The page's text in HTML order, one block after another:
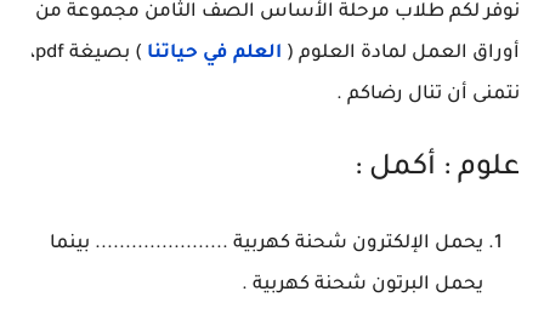
نوفر لكم طلاب مرحلة الأساس الصف الثامن مجموعة من
أوراق العمل لمادة العلوم ( العلم في حياتنا
) بصيغة pdf،
نتمنى أن تنال رضاكم .
علوم : أكمل :
يحمل الإلكترون شحنة كهربية ...................... بينما
يحمل البرتون شحنة كهربية .